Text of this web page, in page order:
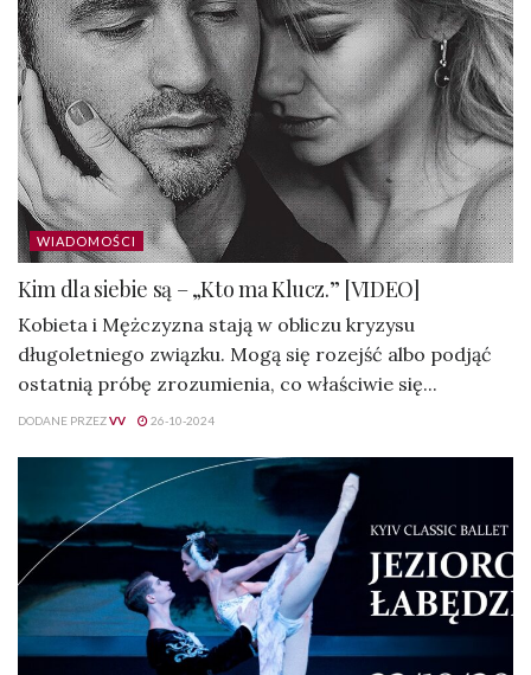
WIADOMOŚCI
Kim dla siebie są – „Kto ma Klucz.” [VIDEO]
Kobieta i Mężczyzna stają w obliczu kryzysu
długoletniego związku. Mogą się rozejść albo podjąć
ostatnią próbę zrozumienia, co właściwie się...
DODANE PRZEZVV 26-10-2024